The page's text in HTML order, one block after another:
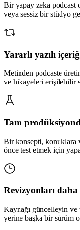
Bir yapay zeka podcast
veya sessiz bir stüdyo
Yararlı yazılı
Metinden podcaste
ve hikayeleri erişilebilir
Tam
Bir konsepti, konuklara
önce test etmek için
Revizyonları
Kaynağı güncelleyin ve
yerine başka bir sürüm